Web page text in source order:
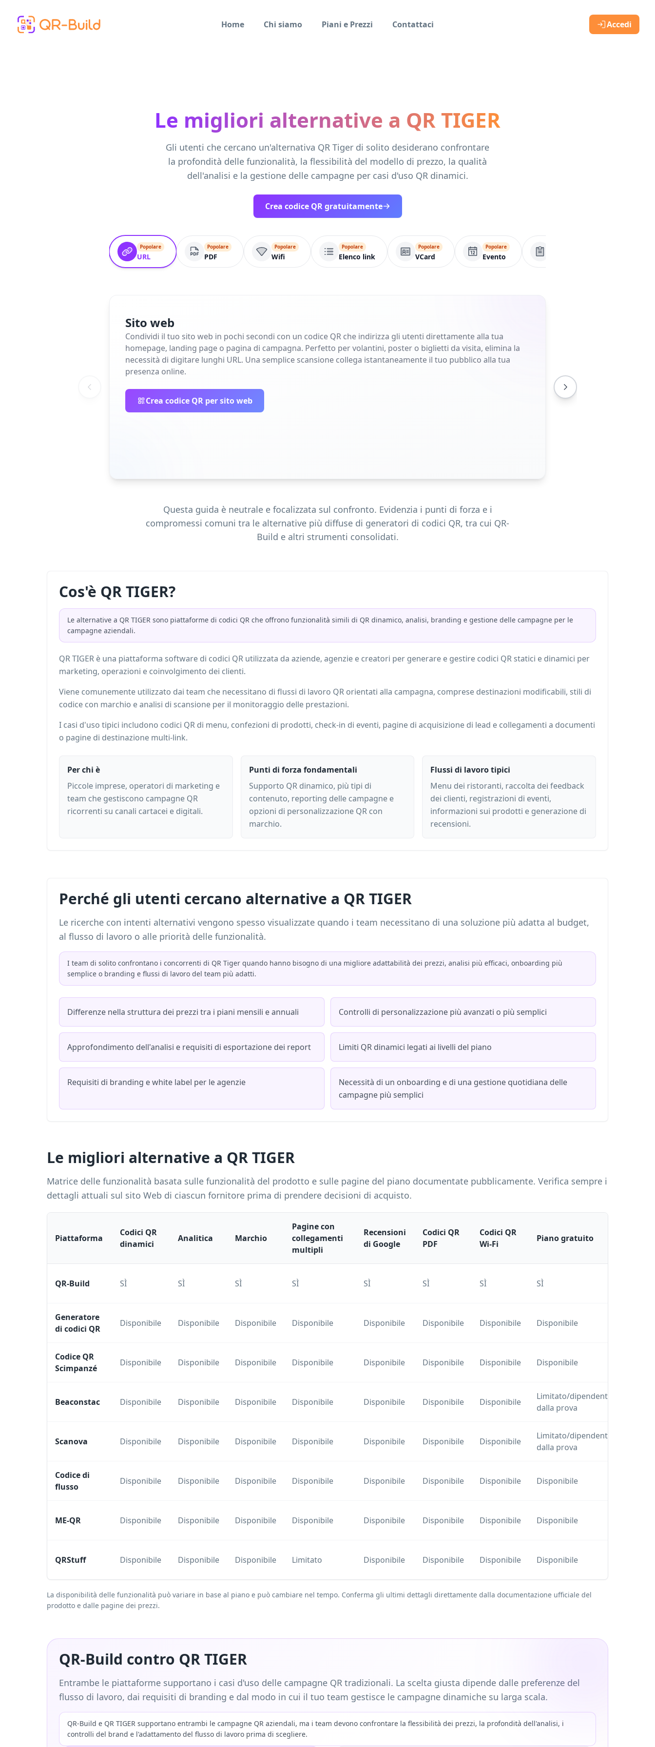
Home
Chi siamo Piani e Prezzi Contattaci Accedi
Le migliori alternative a QR TIGER
Gli utenti che cercano un'alternativa QR Tiger di solito desiderano confrontare
la profondità delle funzionalità, la flessibilità del modello di prezzo, la qualità
dell'analisi e la gestione delle campagne per casi d'uso QR dinamici.
Crea codice QR gratuitamente
Popolare
URL
Popolare
PDF
Popolare
Wifi
Popolare
Elenco link
Popolare
VCard
Popolare
Evento
Sito web
Condividi il tuo sito web in pochi secondi con un codice QR che indirizza gli utenti direttamente alla tua
homepage, landing page o pagina di campagna. Perfetto per volantini, poster o biglietti da visita, elimina la
necessità di digitare lunghi URL. Una semplice scansione collega istantaneamente il tuo pubblico alla tua
presenza online.
Crea codice QR per sito web
Questa guida è neutrale e focalizzata sul confronto. Evidenzia i punti di forza e i
compromessi comuni tra le alternative più diffuse di generatori di codici QR, tra cui QR-
Build e altri strumenti consolidati.
Cos'è QR TIGER?
Le alternative a QR TIGER sono piattaforme di codici QR che offrono funzionalità simili di QR dinamico, analisi, branding e gestione delle campagne per le
campagne aziendali.
QR TIGER è una piattaforma software di codici QR utilizzata da aziende, agenzie e creatori per generare e gestire codici QR statici e dinamici per
marketing, operazioni e coinvolgimento dei clienti.
Viene comunemente utilizzato dai team che necessitano di flussi di lavoro QR orientati alla campagna, comprese destinazioni modificabili, stili di
codice con marchio e analisi di scansione per il monitoraggio delle prestazioni.
I casi d'uso tipici includono codici QR di menu, confezioni di prodotti, check-in di eventi, pagine di acquisizione di lead e collegamenti a documenti
o pagine di destinazione multi-link.
Per chi è
Piccole imprese, operatori di marketing e
team che gestiscono campagne QR
ricorrenti su canali cartacei e digitali.
Punti di forza fondamentali
Supporto QR dinamico, più tipi di
contenuto, reporting delle campagne e
opzioni di personalizzazione QR con
marchio.
Flussi di lavoro tipici
Menu dei ristoranti, raccolta dei feedback
dei clienti, registrazioni di eventi,
informazioni sui prodotti e generazione di
recensioni.
Perché gli utenti cercano alternative a QR TIGER
Le ricerche con intenti alternativi vengono spesso visualizzate quando i team necessitano di una soluzione più adatta al budget,
al flusso di lavoro o alle priorità delle funzionalità.
I team di solito confrontano i concorrenti di QR Tiger quando hanno bisogno di una migliore adattabilità dei prezzi, analisi più efficaci, onboarding più
semplice o branding e flussi di lavoro del team più adatti.
Differenze nella struttura dei prezzi tra i piani mensili e annuali Controlli di personalizzazione più avanzati o più semplici
Approfondimento dell'analisi e requisiti di esportazione dei report Limiti QR dinamici legati ai livelli del piano
Requisiti di branding e white label per le agenzie
Necessità di un onboarding e di una gestione quotidiana delle
campagne più semplici
Le migliori alternative a QR TIGER
Matrice delle funzionalità basata sulle funzionalità del prodotto e sulle pagine del piano documentate pubblicamente. Verifica sempre i
dettagli attuali sul sito Web di ciascun fornitore prima di prendere decisioni di acquisto.
Piattaforma
Codici QR
dinamici
Analitica Marchio
Pagine con
collegamenti
multipli
Recensioni
di Google
Codici QR
PDF
Codici QR
Wi-Fi
Piano gratuito
QR-Build SÌ SÌ SÌ SÌ SÌ SÌ SÌ SÌ
Generatore
di codici QR
Disponibile Disponibile Disponibile Disponibile Disponibile Disponibile Disponibile Disponibile
Codice QR
Scimpanzé
Disponibile Disponibile Disponibile Disponibile Disponibile Disponibile Disponibile Disponibile
Beaconstac Disponibile Disponibile Disponibile Disponibile Disponibile Disponibile Disponibile
Limitato/dipendente
dalla prova
Scanova Disponibile Disponibile Disponibile Disponibile Disponibile Disponibile Disponibile
Limitato/dipendente
dalla prova
Codice di
flusso
Disponibile Disponibile Disponibile Disponibile Disponibile Disponibile Disponibile Disponibile
ME-QR Disponibile Disponibile Disponibile Disponibile Disponibile Disponibile Disponibile Disponibile
QRStuff Disponibile Disponibile Disponibile Limitato Disponibile Disponibile Disponibile Disponibile
La disponibilità delle funzionalità può variare in base al piano e può cambiare nel tempo. Conferma gli ultimi dettagli direttamente dalla documentazione ufficiale del
prodotto e dalle pagine dei prezzi.
QR-Build contro QR TIGER
Entrambe le piattaforme supportano i casi d'uso delle campagne QR tradizionali. La scelta giusta dipende dalle preferenze del
flusso di lavoro, dai requisiti di branding e dal modo in cui il tuo team gestisce le campagne dinamiche su larga scala.
QR-Build e QR TIGER supportano entrambi le campagne QR aziendali, ma i team devono confrontare la flessibilità dei prezzi, la profondità dell'analisi, i
controlli del brand e l'adattamento del flusso di lavoro prima di scegliere.